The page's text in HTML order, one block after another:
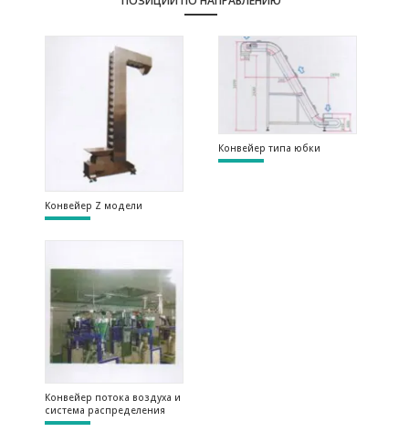
Kонвейер Z модели
Конвейер типа юбки
Конвейер потока воздуха и
система распределения